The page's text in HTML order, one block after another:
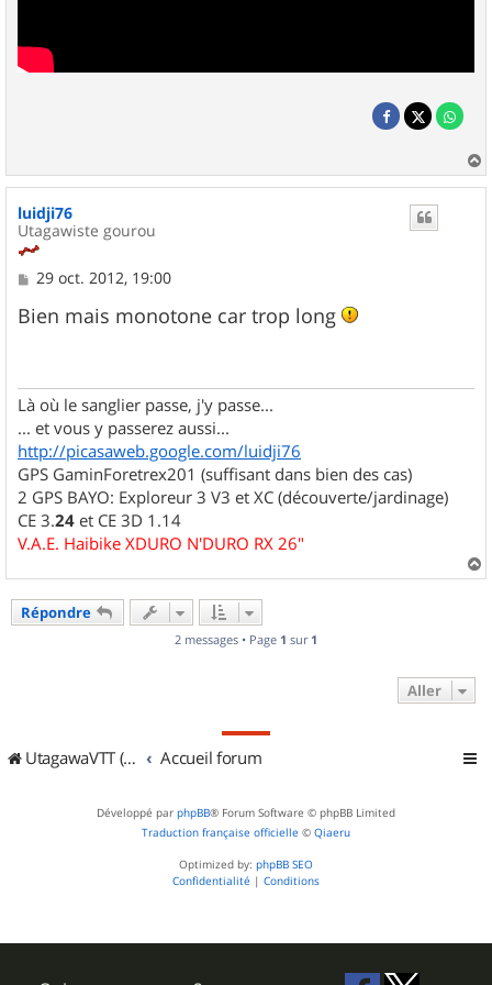
a
luidji76
Utagawiste gourou
M
s
s
29 oct. 2012, 19:00
Bien mais monotone car trop long
Là où le sanglier passe, j'y passe...
... et vous y passerez aussi...
http://picasaweb.google.com/luidji76
GPS GaminForetrex201 (suffisant dans bien des cas)
2 GPS BAYO: Exploreur 3 V3 et XC (découverte/jardinage)
CE 3.24 et CE 3D 1.14
V.A.E. Haibike XDURO N'DURO RX 26"
a
Répondre
2 messages • Page 1 sur 1
Aller
UtagawaVTT (Randos VTT et VTTAE avec traces GPS) Accueil forum
Développé par phpBB® Forum Software © phpBB Limited
Traduction française officielle © Qiaeru
Optimized by: phpBB SEO
Confidentialité | Conditions